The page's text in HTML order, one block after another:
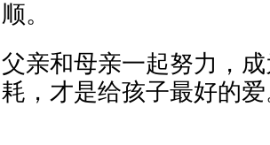
顺。
父亲和母亲一起努力，
耗，才是给孩子最好的爱